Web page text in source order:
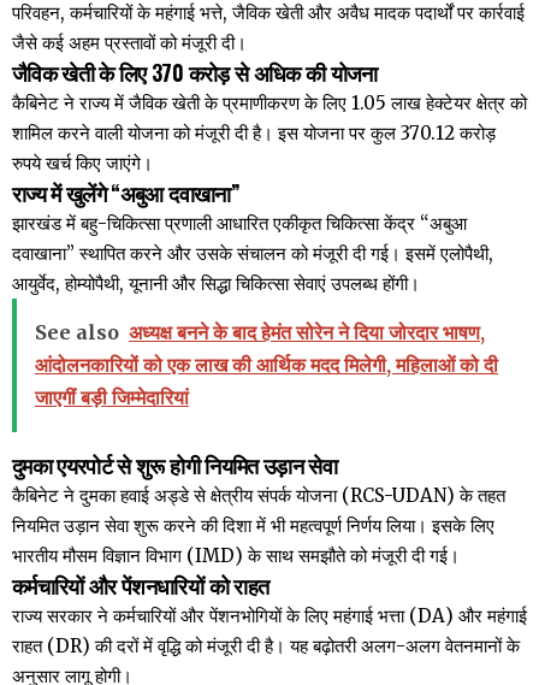
परिवहन, कर्मचारियों के महंगाई भत्ते, जैविक खेती और अवैध मादक पदार्थों पर कार्रवाई
जैसे कई अहम प्रस्तावों को मंजूरी दी।
जैविक खेती के लिए 370 करोड़ से अधिक की योजना
कैबिनेट ने राज्य में जैविक खेती के प्रमाणीकरण के लिए 1.05 लाख हेक्टेयर क्षेत्र को
शामिल करने वाली योजना को मंजूरी दी है। इस योजना पर कुल 370.12 करोड़
रुपये खर्च किए जाएंगे।
राज्य में खुलेंगे “अबुआ दवाखाना”
झारखंड में बहु-चिकित्सा प्रणाली आधारित एकीकृत चिकित्सा केंद्र “अबुआ
दवाखाना” स्थापित करने और उसके संचालन को मंजूरी दी गई। इसमें एलोपैथी,
आयुर्वेद, होम्योपैथी, यूनानी और सिद्धा चिकित्सा सेवाएं उपलब्ध होंगी।
See also अध्यक्ष बनने के बाद हेमंत सोरेन ने दिया जोरदार भाषण,
आंदोलनकारियों को एक लाख की आर्थिक मदद मिलेगी, महिलाओं को दी
जाएगीं बड़ी जिम्मेदारियां
दुमका एयरपोर्ट से शुरू होगी नियमित उड़ान सेवा
कैबिनेट ने दुमका हवाई अड्डे से क्षेत्रीय संपर्क योजना (RCS-UDAN) के तहत
नियमित उड़ान सेवा शुरू करने की दिशा में भी महत्वपूर्ण निर्णय लिया। इसके लिए
भारतीय मौसम विज्ञान विभाग (IMD) के साथ समझौते को मंजूरी दी गई।
कर्मचारियों और पेंशनधारियों को राहत
राज्य सरकार ने कर्मचारियों और पेंशनभोगियों के लिए महंगाई भत्ता (DA) और महंगाई
राहत (DR) की दरों में वृद्धि को मंजूरी दी है। यह बढ़ोतरी अलग-अलग वेतनमानों के
अनुसार लागू होगी।